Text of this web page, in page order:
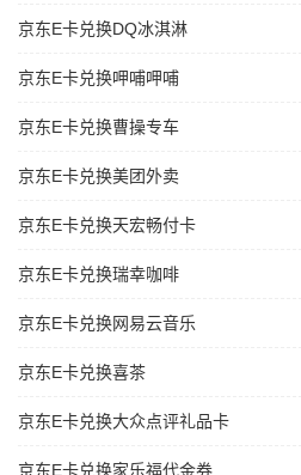
京东E卡兑换DQ冰淇淋
京东E卡兑换呷哺呷哺
京东E卡兑换曹操专车
京东E卡兑换美团外卖
京东E卡兑换天宏畅付卡
京东E卡兑换瑞幸咖啡
京东E卡兑换网易云音乐
京东E卡兑换喜茶
京东E卡兑换大众点评礼品卡
京东E卡兑换家乐福代金券